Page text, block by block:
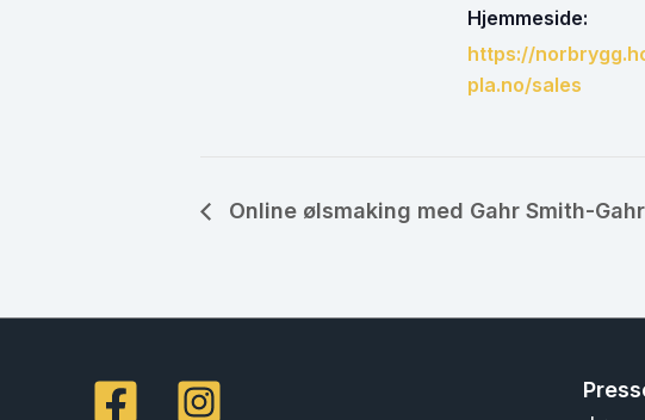
Hjemmeside:
https://
pla.no/sales
Online ølsmaking med Gahr Smith-